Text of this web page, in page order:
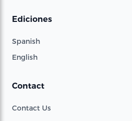
Ediciones
Spanish
English
Contact
Contact Us